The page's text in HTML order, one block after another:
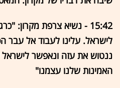
15:42 - נשיא צרפת מקרון:
לישראל. עלינו לעבוד אל עבר
ננטוש את עזה ונאפשר לישראל
האמינות שלנו עצמנו"